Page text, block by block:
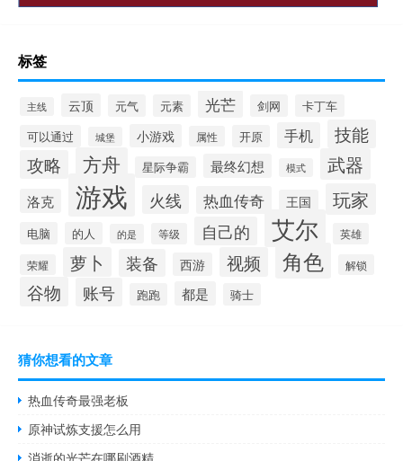
标签
主线 云顶 元气 元素 光芒 剑网
卡丁车
可以通过
城堡 小游戏 属性 开原 手机
技能
攻略
方舟 星际争霸 最终幻想 模式 武器
洛克 游戏 火线 热血传奇 王国 玩家
电脑 的人 的是 等级 自己的 艾尔 英雄
荣耀 萝卜 装备 西游 视频 角色 解锁
谷物 账号 跑跑 都是 骑士
猜你想看的文章
热血传奇最强老板
原神试炼支援怎么用
消逝的光芒在哪刷酒精